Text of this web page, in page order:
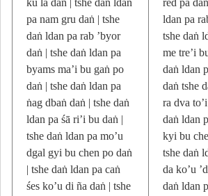
ku la daṅ | tshe daṅ ldan
pa nam gru daṅ | tshe
daṅ ldan pa rab ’byor
daṅ | tshe daṅ ldan pa
byams ma’i bu gaṅ po
daṅ | tshe daṅ ldan pa
ṅag dbaṅ daṅ | tshe daṅ
ldan pa śā ri’i bu daṅ |
tshe daṅ ldan pa mo’u
dgal gyi bu chen po daṅ
| tshe daṅ ldan pa caṅ
śes ko’u di ña daṅ | tshe
red pa
ldan pa
tshe daṅ
me tre’i
daṅ ldan
daṅ tshe
ra dva
daṅ ldan
kyi bu
tshe daṅ
da ko’u
daṅ ldan